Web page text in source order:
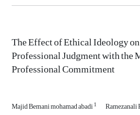
The Effect of Ethical Ideology
Professional Judgment with the
Professional Commitment
Majid Bemani mohamad abadi1 Ramezanali